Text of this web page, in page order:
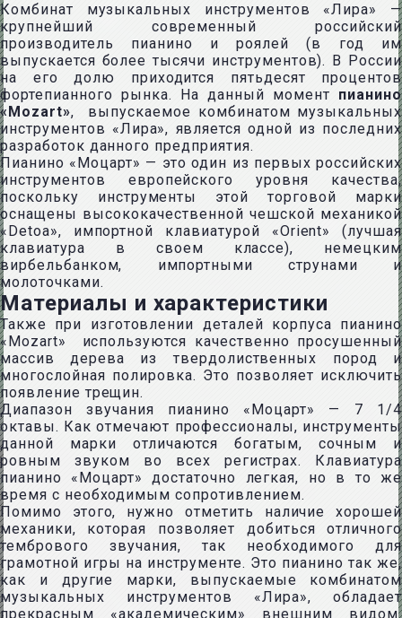
Комбинат музыкальных инструментов «Лира» —
крупнейший современный российский
производитель пианино и роялей (в год им
выпускается более тысячи инструментов). В России
на его долю приходится пятьдесят процентов
фортепианного рынка. На данный момент пианино
«Mozart», выпускаемое комбинатом музыкальных
инструментов «Лира», является одной из последних
разработок данного предприятия.
Пианино «Моцарт» — это один из первых российских
инструментов европейского уровня качества,
поскольку инструменты этой торговой марки
оснащены высококачественной чешской механикой
«Detoa», импортной клавиатурой «Orient» (лучшая
клавиатура в своем классе), немецким
вирбельбанком, импортными струнами и
молоточками.
Материалы и характеристики
Также при изготовлении деталей корпуса пианино
«Mozart» используются качественно просушенный
массив дерева из твердолиственных пород и
многослойная полировка. Это позволяет исключить
появление трещин.
Диапазон звучания пианино «Моцарт» — 7 1/4
октавы. Как отмечают профессионалы, инструменты
данной марки отличаются богатым, сочным и
ровным звуком во всех регистрах. Клавиатура
пианино «Моцарт» достаточно легкая, но в то же
время с необходимым сопротивлением.
Помимо этого, нужно отметить наличие хорошей
механики, которая позволяет добиться отличного
тембрового звучания, так необходимого для
грамотной игры на инструменте. Это пианино так же,
как и другие марки, выпускаемые комбинатом
музыкальных инструментов «Лира», обладает
прекрасным «академическим» внешним видом.